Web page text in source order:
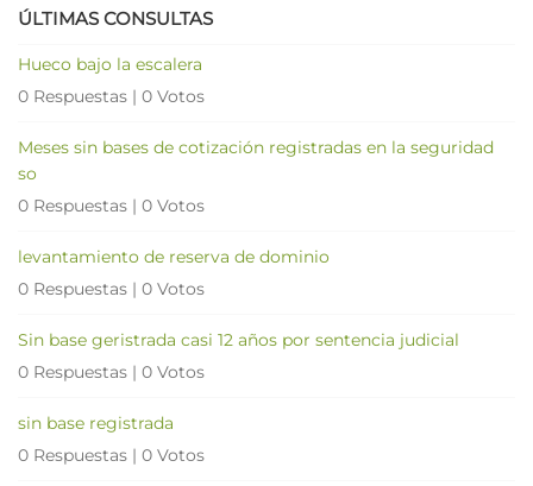
ÚLTIMAS CONSULTAS
Hueco bajo la escalera
0 Respuestas | 0 Votos
Meses sin bases de cotización registradas en la seguridad
so
0 Respuestas | 0 Votos
levantamiento de reserva de dominio
0 Respuestas | 0 Votos
Sin base geristrada casi 12 años por sentencia judicial
0 Respuestas | 0 Votos
sin base registrada
0 Respuestas | 0 Votos